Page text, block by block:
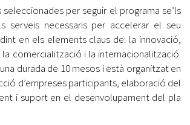
per seguir el programa se’ls
serveis necessaris per accelerar el seu
en els elements claus de: la innovació,
la comercialització i la internacionalització.
durada de 10 mesos i està organitzat en
d’empreses participants, elaboració del
i suport en el desenvolupament del pla